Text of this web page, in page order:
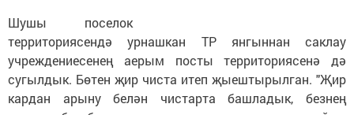
Шушы поселок
территориясендә урнашкан ТР янгыннан саклау
учреждениесенең аерым посты территориясенә дә
сугылдык. Бөтен җир чиста итеп җыештырылган. "Җир
кардан арыну белән чистарта башладык, безнең